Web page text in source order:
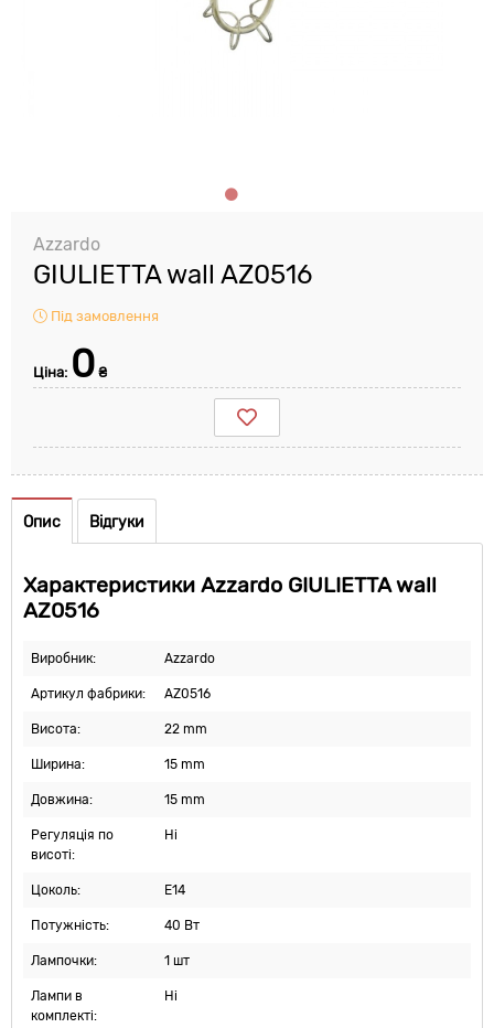
Azzardo
GIULIETTA wall AZ0516
Під замовлення
Ціна: 0 ₴
Опис Відгуки
Характеристики Azzardo GIULIETTA wall
AZ0516
Виробник: Azzardo
Артикул фабрики: AZ0516
Висота: 22 mm
Ширина: 15 mm
Довжина: 15 mm
Регуляція по
висоті:
Ні
Цоколь: E14
Потужність: 40 Вт
Лампочки: 1 шт
Лампи в
комплекті:
Ні